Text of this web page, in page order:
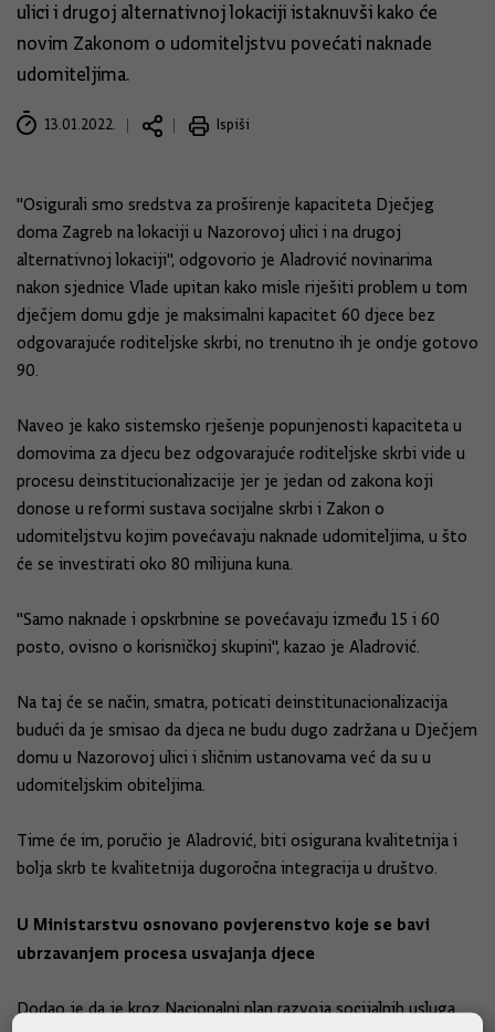
ulici i drugoj alternativnoj lokaciji istaknuvši kako će
novim Zakonom o udomiteljstvu povećati naknade
udomiteljima.
13.01.2022. Ispiši
"Osigurali smo sredstva za proširenje kapaciteta Dječjeg
doma Zagreb na lokaciji u Nazorovoj ulici i na drugoj
alternativnoj lokaciji", odgovorio je Aladrović novinarima
nakon sjednice Vlade upitan kako misle riješiti problem u tom
dječjem domu gdje je maksimalni kapacitet 60 djece bez
odgovarajuće roditeljske skrbi, no trenutno ih je ondje gotovo
90.
Naveo je kako sistemsko rješenje popunjenosti kapaciteta u
domovima za djecu bez odgovarajuće roditeljske skrbi vide u
procesu deinstitucionalizacije jer je jedan od zakona koji
donose u reformi sustava socijalne skrbi i Zakon o
udomiteljstvu kojim povećavaju naknade udomiteljima, u što
će se investirati oko 80 milijuna kuna.
"Samo naknade i opskrbnine se povećavaju između 15 i 60
posto, ovisno o korisničkoj skupini", kazao je Aladrović.
Na taj će se način, smatra, poticati deinstitunacionalizacija
budući da je smisao da djeca ne budu dugo zadržana u Dječjem
domu u Nazorovoj ulici i sličnim ustanovama već da su u
udomiteljskim obiteljima.
Time će im, poručio je Aladrović, biti osigurana kvalitetnija i
bolja skrb te kvalitetnija dugoročna integracija u društvo.
U Ministarstvu osnovano povjerenstvo koje se bavi
ubrzavanjem procesa usvajanja djece
Dodao je da je kroz Nacionalni plan razvoja socijalnih usluga